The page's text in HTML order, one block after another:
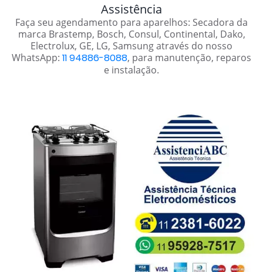
Assistência
Faça seu agendamento para aparelhos: Secadora da
marca Brastemp, Bosch, Consul, Continental, Dako,
Electrolux, GE, LG, Samsung através do nosso
WhatsApp: 11 94886-8088, para manutenção, reparos
e instalação.